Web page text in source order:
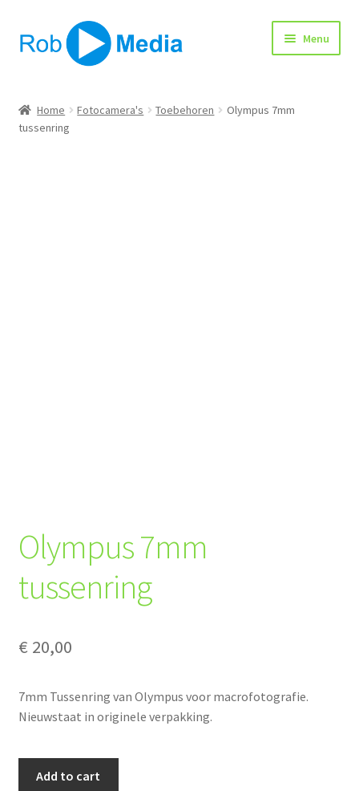
door
naar
Menu
Home Fotocamera's Toebehoren
Olympus 7mm
tussenring
Olympus 7mm
tussenring
€ 20,00
7mm Tussenring van Olympus voor macrofotografie.
Nieuwstaat in originele verpakking.
Add to cart